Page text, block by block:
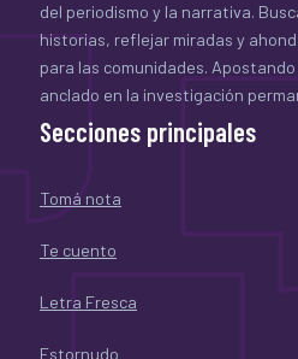
del periodismo y la narrativa.
historias, reflejar miradas y
para las comunidades.
anclado en la investigación
Secciones principales
Tomá nota
Te cuento
Letra Fresca
Estornudo